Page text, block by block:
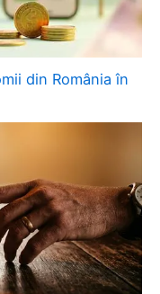
din România în